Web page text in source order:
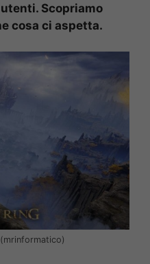
Scopriamo
cosa ci aspetta.